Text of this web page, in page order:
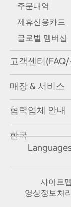
주문내역
제휴신용카드
글로벌 멤버십
고객센터
매장 & 서비스
협력업체 안내
한국
Languages
사이트맵
영상정보처